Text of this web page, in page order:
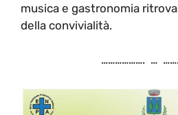
musica e gastronomia
della convivialità.
………………. …